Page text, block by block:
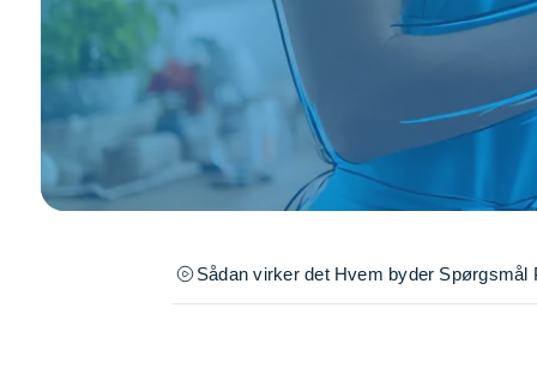
Sådan virker det Hvem byder Spørgsmål